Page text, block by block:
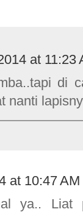
at 11:23
di
nanti
at 10:47 AM
ya.. Liat